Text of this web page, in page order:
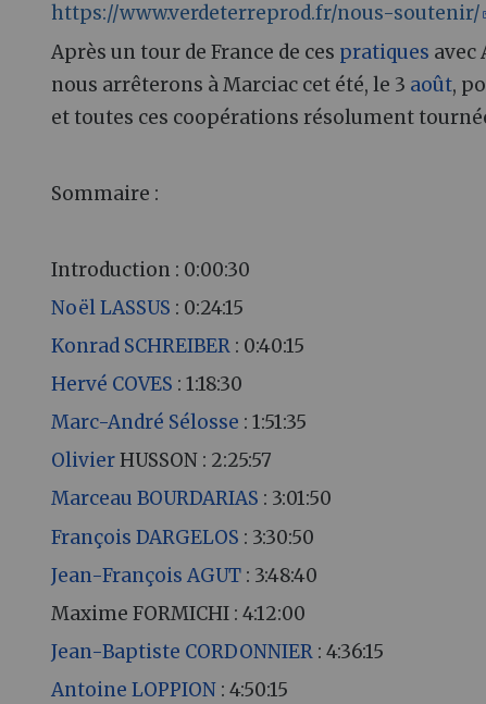
https://www.verdeterreprod.fr/nous-soutenir/
Après un tour de France de ces pratiques avec
nous arrêterons à Marciac cet été, le 3 août,
et toutes ces coopérations résolument
Sommaire :
Introduction : 0:00:30
Noël LASSUS : 0:24:15
Konrad SCHREIBER : 0:40:15
Hervé COVES : 1:18:30
Marc-André Sélosse : 1:51:35
OlivierHUSSON : 2:25:57
Marceau BOURDARIAS : 3:01:50
François DARGELOS : 3:30:50
Jean-François AGUT : 3:48:40
Maxime FORMICHI : 4:12:00
Jean-Baptiste CORDONNIER : 4:36:15
Antoine LOPPION : 4:50:15